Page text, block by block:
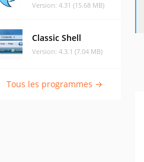
Version: 4.31 (15.68 MB)
Classic Shell
Version: 4.3.1 (7.04 MB)
Tous les programmes →